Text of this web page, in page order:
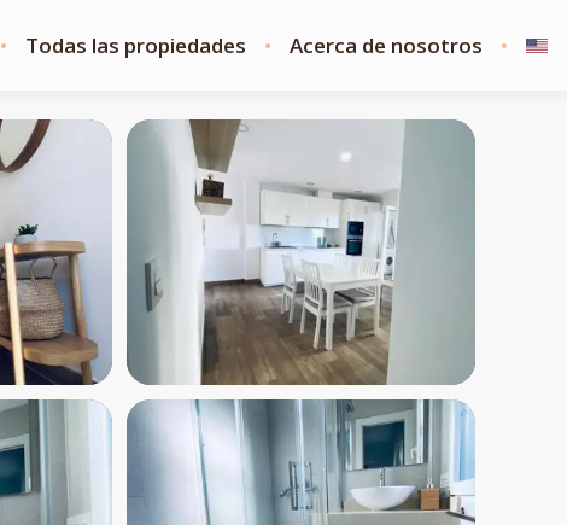
Todas las propiedades Acerca de nosotros